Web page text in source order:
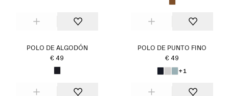
POLO DE ALGODÓN
€ 49
POLO DE PUNTO FINO
€ 49
+1